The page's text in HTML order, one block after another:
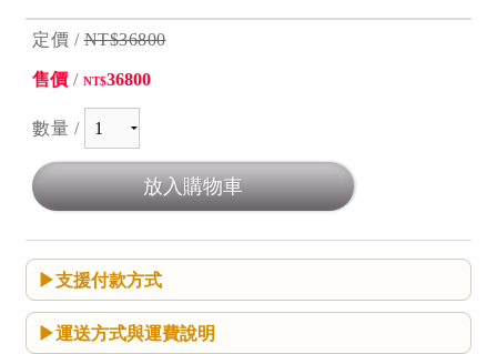
定價 /NT$36800
售價 / NT$36800
數量 /
支援付款方式
運送方式與運費說明